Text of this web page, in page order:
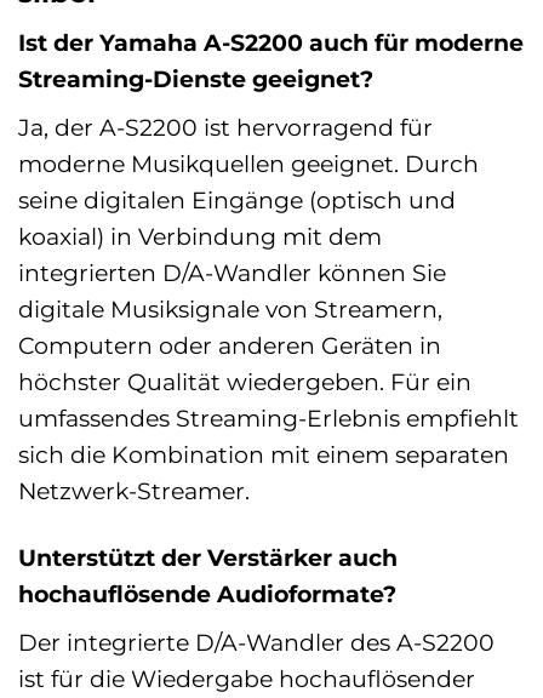
Ist der Yamaha A-S2200 auch für moderne
Streaming-Dienste geeignet?
Ja, der A-S2200 ist hervorragend für
moderne Musikquellen geeignet. Durch
seine digitalen Eingänge (optisch und
koaxial) in Verbindung mit dem
integrierten D/A-Wandler können Sie
digitale Musiksignale von Streamern,
Computern oder anderen Geräten in
höchster Qualität wiedergeben. Für ein
umfassendes Streaming-Erlebnis empfiehlt
sich die Kombination mit einem separaten
Netzwerk-Streamer.
Unterstützt der Verstärker auch
hochauflösende Audioformate?
Der integrierte D/A-Wandler des A-S2200
ist für die Wiedergabe hochauflösender